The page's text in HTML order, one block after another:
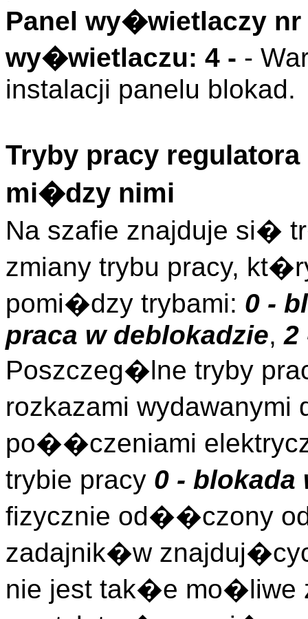
Panel wy�wietlaczy nr
wy�wietlaczu: 4 - -
instalacji panelu blokad.
Tryby pracy
mi�dzy nimi
Na szafie znajduje si�
zmiany trybu pracy,
pomi�dzy trybami: 0 -
praca w deblokadzie,2
Poszczeg�lne tryby
rozkazami
po��czeniami
trybie pracy 0 -
fizycznie od��czony
zadajnik�w
nie jest tak�e